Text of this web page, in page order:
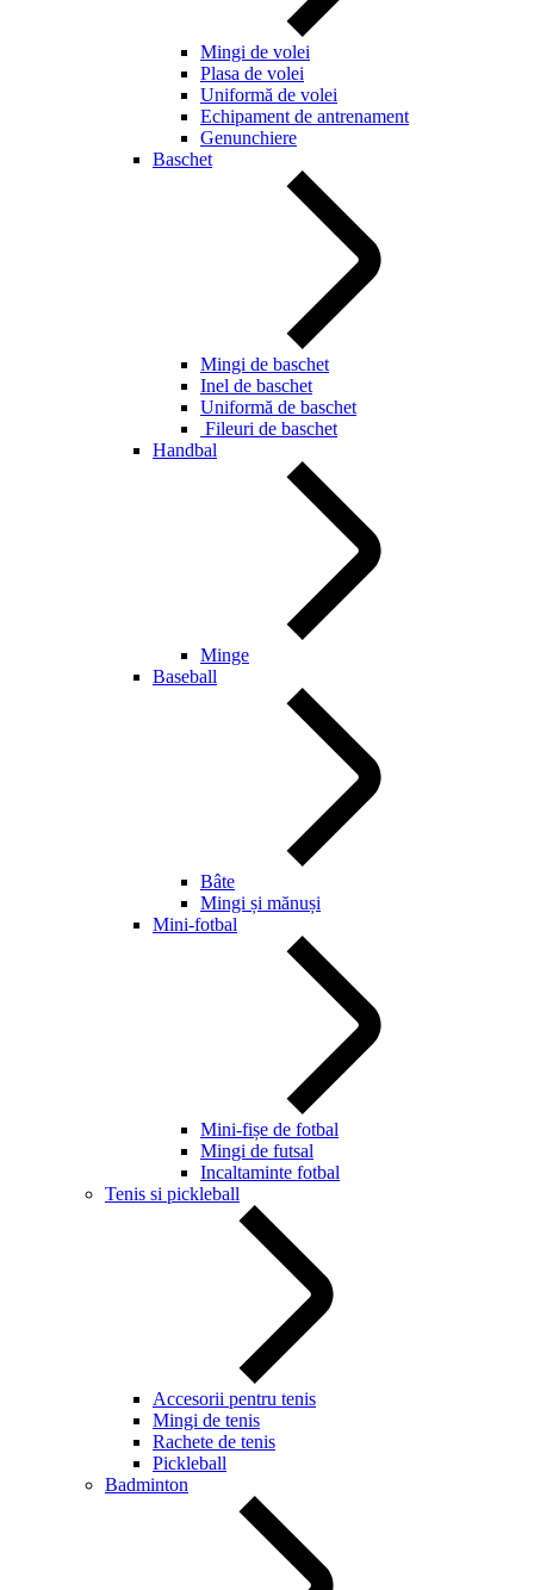
Mingi de volei
Plasa de volei
Uniformă de volei
Echipament de antrenament
Genunchiere
Baschet
Mingi de baschet
Inel de baschet
Uniformă de baschet
Fileuri de baschet
Handbal
Minge
Baseball
Bâte
Mingi și mănuși
Mini-fotbal
Mini-fișe de fotbal
Mingi de futsal
Incaltaminte fotbal
Tenis si pickleball
Accesorii pentru tenis
Mingi de tenis
Rachete de tenis
Pickleball
Badminton